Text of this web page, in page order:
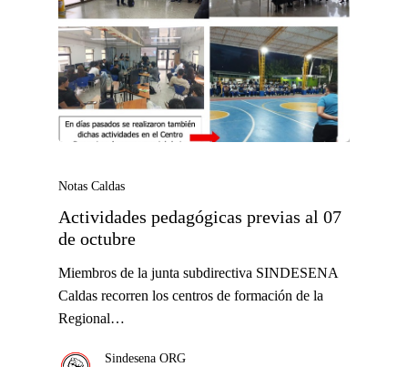
Notas Caldas
Actividades pedagógicas previas al 07
de octubre
Miembros de la junta subdirectiva SINDESENA
Caldas recorren los centros de formación de la
Regional…
Sindesena ORG